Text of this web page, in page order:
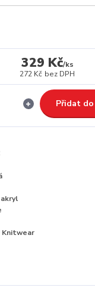
329 Kč/ks
272 Kč bez DPH
Přidat
Knitwear